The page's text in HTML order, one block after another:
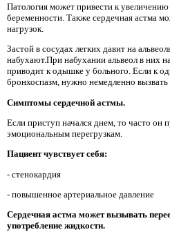
Патология может привести к
беременности. Также сердечная астма
нагрузок.
Застой в сосудах легких давит на
набухают.При набухании альвеол в них
приводит к одышке у больного. Если к
бронхоспазм, нужно немедленно
Симптомы сердечной астмы.
Если приступ начался днем, то часто он
эмоциональным перегрузкам.
Пациент чувствует себя:
- стенокардия
- повышенное артериальное давление
Сердечная астма может вызывать
употребление жидкости.